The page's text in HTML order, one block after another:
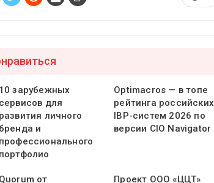
10 зарубежных
сервисов для
развития личного
бренда и
профессионального
портфолио
Optimacros — в топе
рейтинга российских
IBP-систем 2026 по
версии CIO Navigator
Quorum от
Проект ООО «ЦЦТ»